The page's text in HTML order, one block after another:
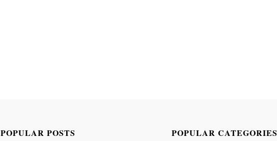
POPULAR POSTS POPULAR CATEGORIES